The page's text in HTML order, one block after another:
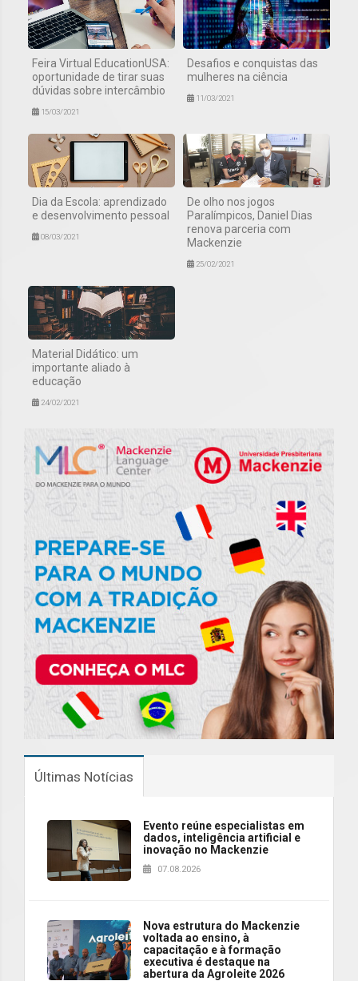
Feira Virtual EducationUSA:
oportunidade de tirar suas
dúvidas sobre intercâmbio
15/03/2021
Desafios e conquistas das
mulheres na ciência
11/03/2021
Dia da Escola: aprendizado
e desenvolvimento pessoal
08/03/2021
De olho nos jogos
Paralímpicos, Daniel Dias
renova parceria com
Mackenzie
25/02/2021
Material Didático: um
importante aliado à
educação
24/02/2021
Últimas Notícias
Evento reúne especialistas em
dados, inteligência artificial e
inovação no Mackenzie
07.08.2026
Nova estrutura do Mackenzie
voltada ao ensino, à
capacitação e à formação
executiva é destaque na
abertura da Agroleite 2026